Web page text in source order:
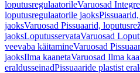
loputusregulaatorileVaruosad
loputusregulaatorile jaoks
jaoksVaruosad Pissuaarid,
jaoksLoputusservataVaruosad
veevaba käitamineVaruosad
jaoksIlma kaanetaVaruosad Ilma
eraldusseinadPissuaaride plastist